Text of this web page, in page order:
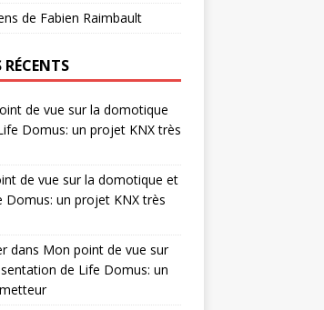
de Fabien Raimbault
de vue sur la domotique
Domus: un projet KNX très
de vue sur la domotique et
Domus: un projet KNX très
dans Mon point de vue sur
de Life Domus: un